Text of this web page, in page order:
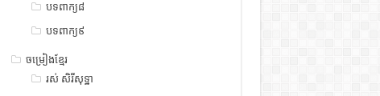
បទពាក្យ៨
បទពាក្យ៩
ចម្រៀងខ្មែរ
រស់ សិរីសុទ្ឋា